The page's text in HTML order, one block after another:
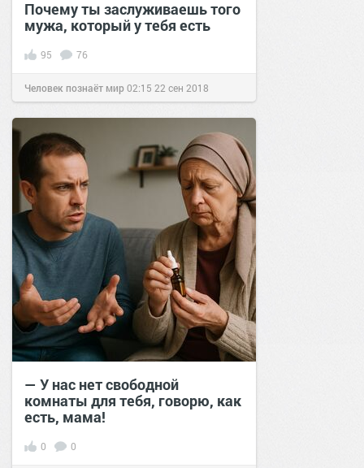
Почему ты заслуживаешь того
мужа, который у тебя есть
95 76
Человек познаёт мир02:15 22 сен 2018
— У нас нет свободной
комнаты для тебя, говорю, как
есть, мама!
0 0